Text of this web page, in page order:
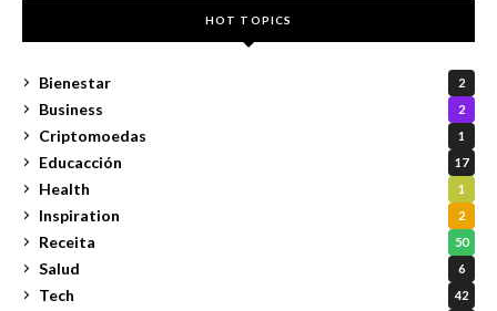
HOT TOPICS
Bienestar 2
Business 2
Criptomoedas 1
Educacción 17
Health 1
Inspiration 2
Receita 50
Salud 6
Tech 42